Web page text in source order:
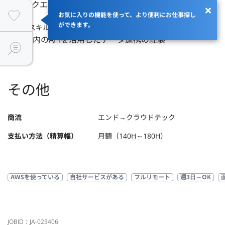
お気に入りの機能を使って、より便利にお仕事探し
ができます。
・バックエンド開発の基本的な知見がある方
【歓迎スキル】
・AWS内のAPIを活用したデータ連携の経験
その他
商流
エンド→クラウドテック
支払い方法（精算幅）
月額（140H～180H）
AWSを使っている 自社サービスがある フルリモート 週3日～OK
JOBID：JA-023406